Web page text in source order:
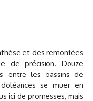
et des remontées
de précision. Douze
entre les bassins de
se muer en
ici de promesses, mais